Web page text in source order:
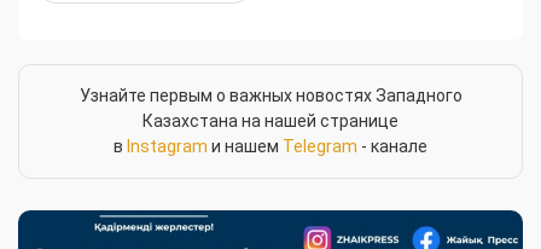
Узнайте первым о важных новостях Западного
Казахстана на нашей странице
в Instagram и нашем Telegram - канале